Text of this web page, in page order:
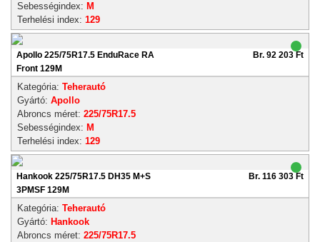
Sebességindex: M
Terhelési index: 129
Apollo 225/75R17.5 EnduRace RA
Front 129M
Br. 92 203 Ft
Kategória: Teherautó
Gyártó: Apollo
Abroncs méret: 225/75R17.5
Sebességindex: M
Terhelési index: 129
Hankook 225/75R17.5 DH35 M+S
3PMSF 129M
Br. 116 303 Ft
Kategória: Teherautó
Gyártó: Hankook
Abroncs méret: 225/75R17.5